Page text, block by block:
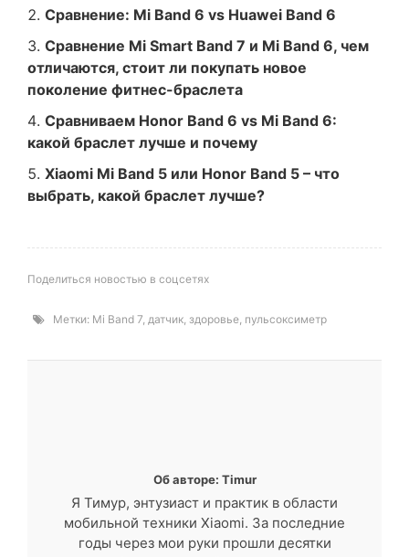
Сравнение: Mi Band 6 vs Huawei Band 6
Сравнение Mi Smart Band 7 и Mi Band 6, чем
отличаются, стоит ли покупать новое
поколение фитнес-браслета
Сравниваем Honor Band 6 vs Mi Band 6:
какой браслет лучше и почему
Xiaomi Mi Band 5 или Honor Band 5 – что
выбрать, какой браслет лучше?
Поделиться новостью в соцсетях
Метки: Mi Band 7, датчик, здоровье, пульсоксиметр
Об авторе: Timur
Я Тимур, энтузиаст и практик в области
мобильной техники Xiaomi. За последние
годы через мои руки прошли десятки